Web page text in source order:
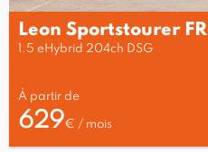
Leon Sportstourer FR
1.5 eHybrid 204ch DSG
À partir de
629€ / mois